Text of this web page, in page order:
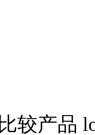
比较产品